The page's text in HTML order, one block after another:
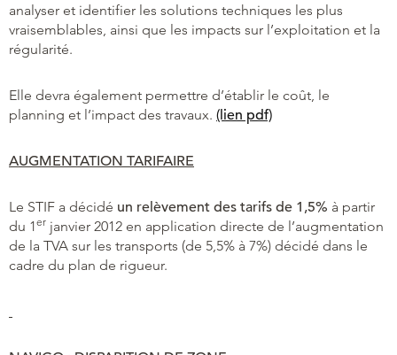
analyser et identifier les solutions techniques les plus
vraisemblables, ainsi que les impacts sur l’exploitation et la
régularité.
Elle devra également permettre d’établir le coût, le
planning et l’impact des travaux. (lien pdf)
AUGMENTATION TARIFAIRE
Le STIF a décidé un relèvement des tarifs de 1,5% à partir
du 1er janvier 2012 en application directe de l’augmentation
de la TVA sur les transports (de 5,5% à 7%) décidé dans le
cadre du plan de rigueur.